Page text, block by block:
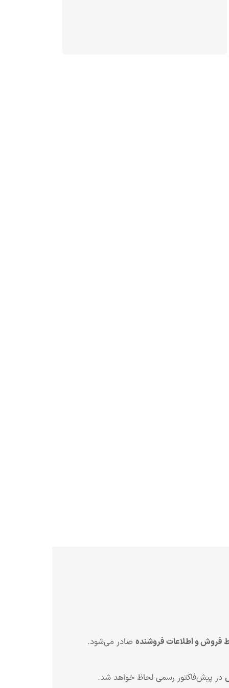
فروش و اطلاعات فروشنده صادر می‌شود.
در پیش‌فاکتور رسمی لحاظ خواهد شد.